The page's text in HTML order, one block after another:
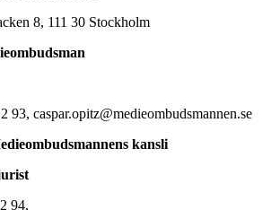
8, 111 30 Stockholm
93, caspar.opitz@medieombudsmannen.se
kansli
94,